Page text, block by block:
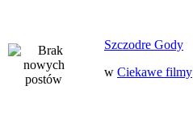
Szczodre Gody
w Ciekawe filmy